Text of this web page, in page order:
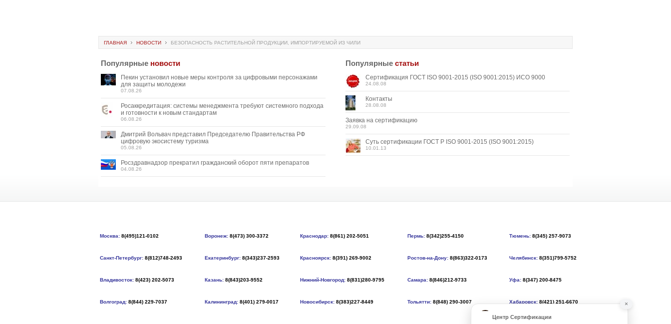
ГЛАВНАЯ НОВОСТИ БЕЗОПАСНОСТЬ РАСТИТЕЛЬНОЙ ПРОДУКЦИИ, ИМПОРТИРУЕМОЙ ИЗ ЧИЛИ
Популярные новости
Пекин установил новые меры контроля за цифровыми персонажами
для защиты молодежи
07.08.26
Росаккредитация: системы менеджмента требуют системного подхода
и готовности к новым стандартам
06.08.26
Дмитрий Вольвач представил Председателю Правительства РФ
цифровую экосистему туризма
05.08.26
Росздравнадзор прекратил гражданский оборот пяти препаратов
04.08.26
Популярныестатьи
Сертификация ГОСТ ISO 9001-2015 (ISO 9001:2015) ИСО 9000
24.08.08
Контакты
28.08.08
Заявка на сертификацию
29.09.08
Суть сертификации ГОСТ Р ISO 9001-2015 (ISO 9001:2015)
10.01.13
Москва: 8(495)121-0102 Воронеж: 8(473) 300-3372 Краснодар: 8(861) 202-5051 Пермь: 8(342)255-4150 Тюмень: 8(345) 257-9073
Санкт-Петербург: 8(812)748-2493 Екатеринбург: 8(343)237-2593 Красноярск: 8(391) 269-9002 Ростов-на-Дону: 8(863)322-0173 Челябинск: 8(351)799-5752
Владивосток: 8(423) 202-5073 Казань: 8(843)203-9552 Нижний-Новгород: 8(831)280-9795 Самара: 8(846)212-9733 Уфа: 8(347) 200-8475
Волгоград: 8(844) 229-7037 Калининград: 8(401) 279-0017 Новосибирск: 8(383)227-8449 Тольятти: 8(848) 290-3007 Хабаровск: 8(421) 251-6670 ×
Центр Сертификации